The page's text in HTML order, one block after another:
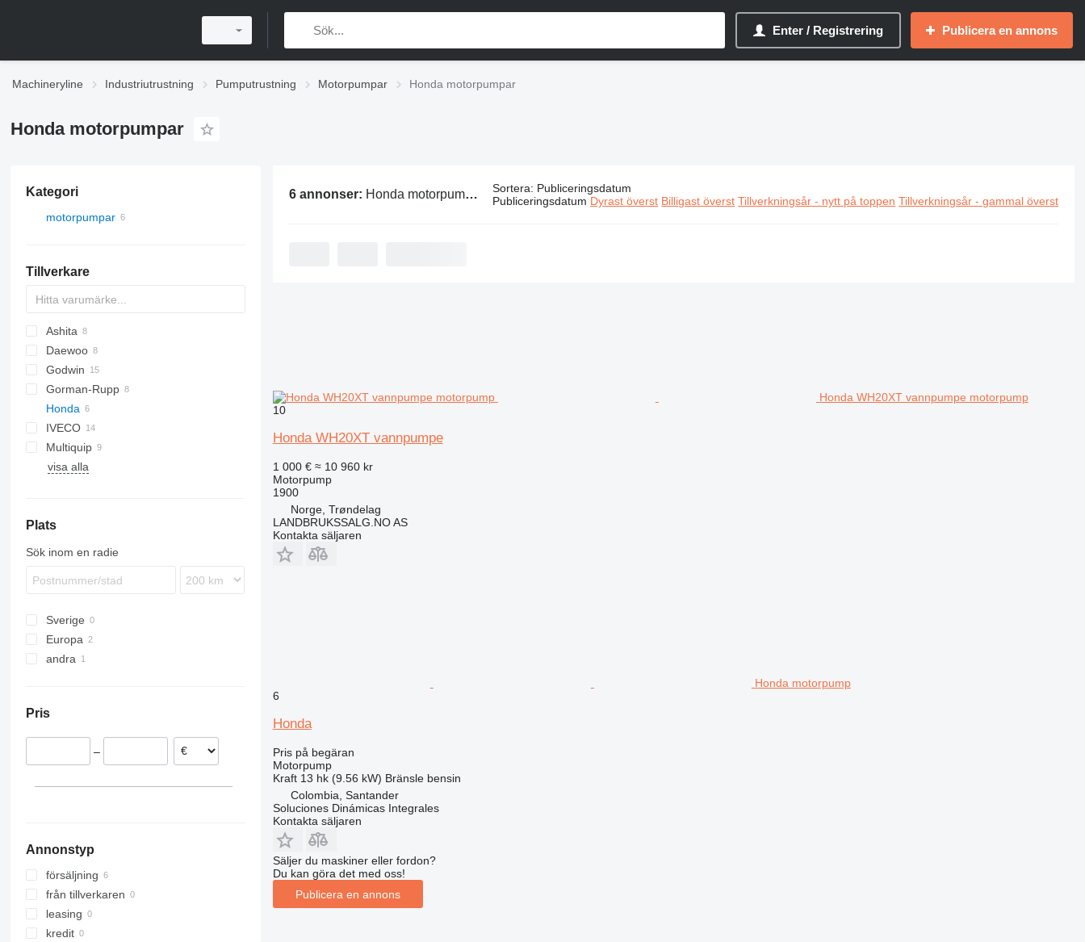
Enter / Registrering Publicera en annons
Machineryline Industriutrustning Pumputrustning Motorpumpar Honda motorpumpar
Honda motorpumpar
Kategori
motorpumpar
Tillverkare
Ashita
WEDA
Daewoo
BF
Godwin
Gorman-Rupp
Honda
WT
WT30
IVECO
TREMO
Multiquip
QP
D-series
visa alla
Plats
Sök inom en radie
Sverige
Europa
Norge
andra
Pris
–
Annonstyp
försäljning
från tillverkaren
leasing
kredit
6 annonser: Honda motorpumpar Sortera: Publiceringsdatum
Publiceringsdatum Dyrast överst Billigast överst Tillverkningsår - nytt på toppen Tillverkningsår - gammal överst
Honda WH20XT vannpumpe motorpump
10
Honda WH20XT vannpumpe
1 000 € ≈ 10 960 kr
Motorpump
1900
Norge, Trøndelag
LANDBRUKSSALG.NO AS
Kontakta säljaren
Honda motorpump
6
Honda
Pris på begäran
Motorpump
Kraft 13 hk (9.56 kW) Bränsle bensin
Colombia, Santander
Soluciones Dinámicas Integrales
Kontakta säljaren
Säljer du maskiner eller fordon?
Du kan göra det med oss!
Publicera en annons